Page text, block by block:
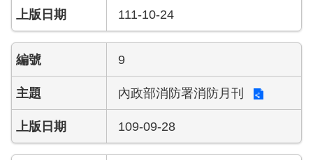
連
結
陽
光
法
案
專
區
111-10-24
9
內政部消防署消防月刊
109-09-28